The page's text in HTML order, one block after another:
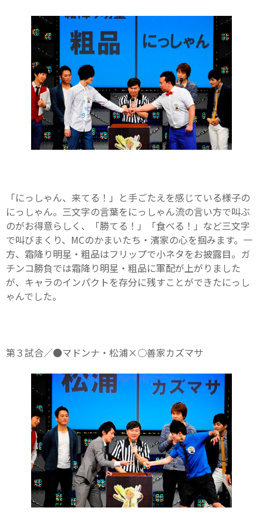
「にっしゃん、来てる！」と手ごたえを感じている様子の
にっしゃん。三文字の言葉をにっしゃん流の言い方で叫ぶ
のがお得意らしく、「勝てる！」「食べる！」など三文字
で叫びまくり、MCのかまいたち・濱家の心を掴みます。一
方、霜降り明星・粗品はフリップで小ネタをお披露目。ガ
チンコ勝負では霜降り明星・粗品に軍配が上がりました
が、キャラのインパクトを存分に残すことができたにっし
ゃんでした。
第３試合／●マドンナ・松浦×○善家カズマサ